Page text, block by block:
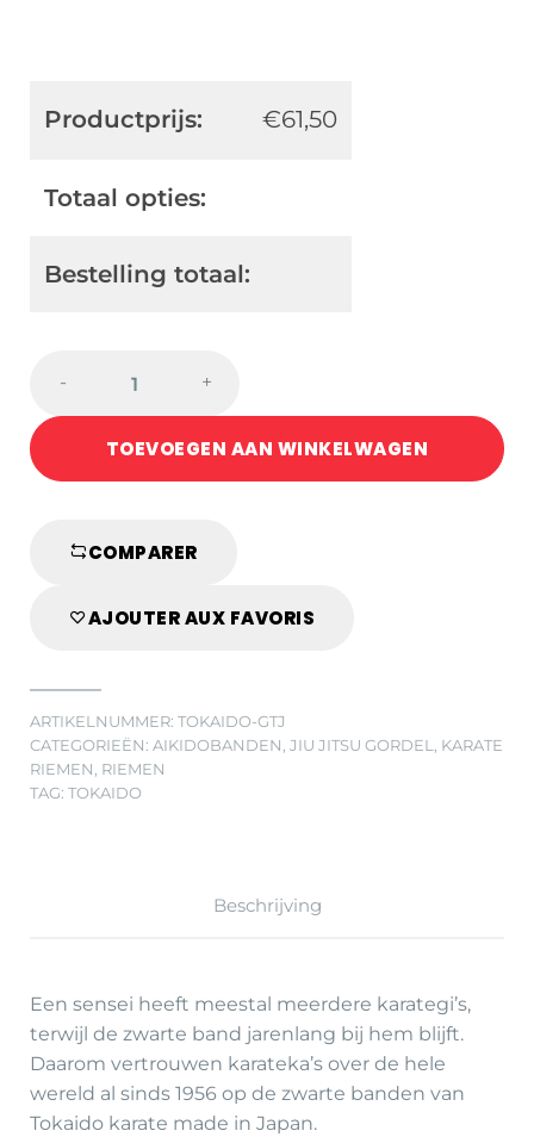
Productprijs: €61,50
Totaal opties:
Bestelling totaal:
BAND
IN
KATOEN
- +
TOEVOEGEN AAN WINKELWAGEN
COMPARER
AJOUTER AUX FAVORIS
ARTIKELNUMMER: TOKAIDO-GTJ
CATEGORIEËN: AIKIDOBANDEN , JIU JITSU GORDEL, KARATE
RIEMEN , RIEMEN
TAG: TOKAIDO
Beschrijving
Een sensei heeft meestal meerdere karategi’s,
terwijl de zwarte band jarenlang bij hem blijft.
Daarom vertrouwen karateka’s over de hele
wereld al sinds 1956 op de zwarte banden van
Tokaido karate made in Japan.